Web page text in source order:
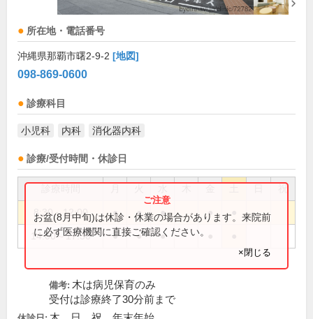
所在地・電話番号
沖縄県那覇市曙2-9-2 [地図]
098-869-0600
診療科目
小児科 内科 消化器内科
診療/受付時間・休診日
祝
8:30～12:00 ● ● ● ●
14:00～17:30 ● ● ●
お盆(8月中旬)は休診・休業の場合があります。来院前
に必ず医療機関に直接ご確認ください。
×閉じる
備考: 木は病児保育のみ
受付は診療終了30分前まで